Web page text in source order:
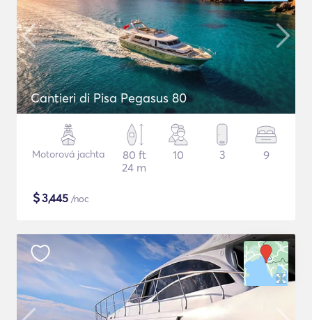
Cantieri di Pisa Pegasus 80
Motorová jachta
80 ft
24 m
10 3 9
$3,445 /noc